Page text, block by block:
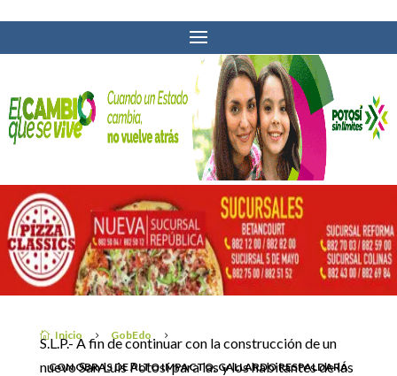
 Inicio 5 GobEdo 5
CON OBRAS DE ALTO IMPACTO, GALLARDO RESPALDARÁ
CON OBRAS DE ALTO
IMPACTO, GALLARDO
RESPALDARÁ A FAMILIAS
DE MUNICIPIOS
7 julio, 2022
S.L.P.- A fin de continuar con la construcción de un
nuevo San Luis Potosí para las y los habitantes de las